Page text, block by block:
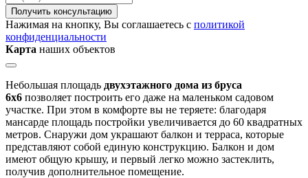
Получить консультацию
Нажимая на кнопку, Вы соглашаетесь с политикой
конфиденциальности
Карта наших объектов
Небольшая площадь двухэтажного дома из бруса
6х6 позволяет построить его даже на маленьком садовом
участке. При этом в комфорте вы не теряете: благодаря
мансарде площадь постройки увеличивается до 60 квадратных
метров. Снаружи дом украшают балкон и терраса, которые
представляют собой единую конструкцию. Балкон и дом
имеют общую крышу, и первый легко можно застеклить,
получив дополнительное помещение.